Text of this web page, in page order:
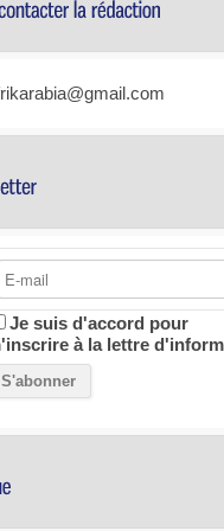
Je suis d'accord pour
à la lettre